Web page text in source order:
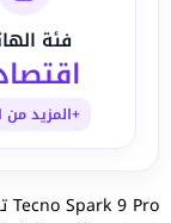
فئة
+المزيد من
Tecno Spark 9 Pro تم تقديمه إلى جانب